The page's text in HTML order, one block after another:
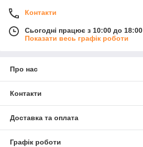
Контакти
Сьогодні працює з 10:00 до 18:00
Показати весь графік роботи
Про нас
Контакти
Доставка та оплата
Графік роботи